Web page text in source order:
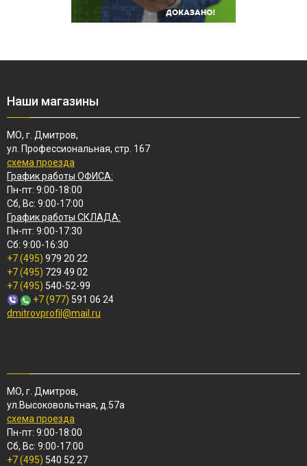
Наши магазины
МО, г. Дмитров,
ул. Профессиональная, стр. 167
схема проезда
График работы ОФИСА:
Пн-пт: 9:00-18:00
Сб, Вс: 9:00-17:00
График работы СКЛАДА:
Пн-пт: 9:00-17:30
Сб: 9:00-16:30
+7 (495) 979 20 22
+7 (495) 729 49 02
+7 (495) 540-52-99
+7 (977) 591 06 24
dmitrovprofil@mail.ru
МО, г. Дмитров,
ул.Высоковольтная, д.57а
схема проезда
Пн-пт: 9:00-18:00
Сб, Вс: 9:00-17:00
+7 (495) 540 52 27